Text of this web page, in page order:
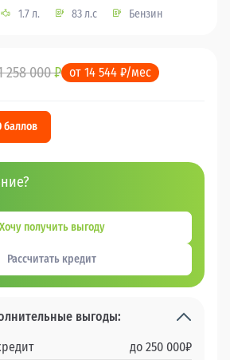
1.7 л. 83 л.с Бензин
258 000₽ от 14 544 ₽/мес
баллов
Хочу получить выгоду
Рассчитать кредит
выгоды:
до 250 000₽